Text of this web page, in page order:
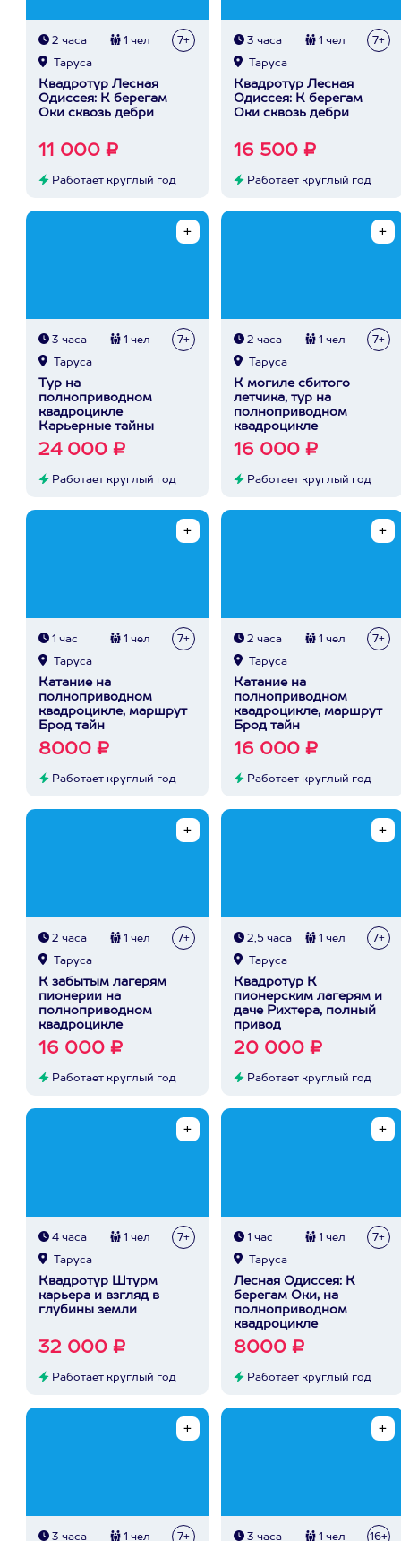
2 часа 1 чел 7+
Таруса
Квадротур Лесная
Одиссея: К берегам
Оки сквозь дебри
11 000 ₽
Работает круглый год
3 часа 1 чел 7+
Таруса
Квадротур Лесная
Одиссея: К берегам
Оки сквозь дебри
16 500 ₽
Работает круглый год
3 часа 1 чел 7+
Таруса
Тур на
полноприводном
квадроцикле
Карьерные тайны
24 000 ₽
Работает круглый год
2 часа 1 чел 7+
Таруса
К могиле сбитого
летчика, тур на
полноприводном
квадроцикле
16 000 ₽
Работает круглый год
1 час 1 чел 7+
Таруса
Катание на
полноприводном
квадроцикле, маршрут
Брод тайн
8000 ₽
Работает круглый год
2 часа 1 чел 7+
Таруса
Катание на
полноприводном
квадроцикле, маршрут
Брод тайн
16 000 ₽
Работает круглый год
2 часа 1 чел 7+
Таруса
К забытым лагерям
пионерии на
полноприводном
квадроцикле
16 000 ₽
Работает круглый год
2,5 часа 1 чел 7+
Таруса
Квадротур К
пионерским лагерям и
даче Рихтера, полный
привод
20 000 ₽
Работает круглый год
4 часа 1 чел 7+
Таруса
Квадротур Штурм
карьера и взгляд в
глубины земли
32 000 ₽
Работает круглый год
1 час 1 чел 7+
Таруса
Лесная Одиссея: К
берегам Оки, на
полноприводном
квадроцикле
8000 ₽
Работает круглый год
3 часа 1 чел 7+ 3 часа 1 чел 16+